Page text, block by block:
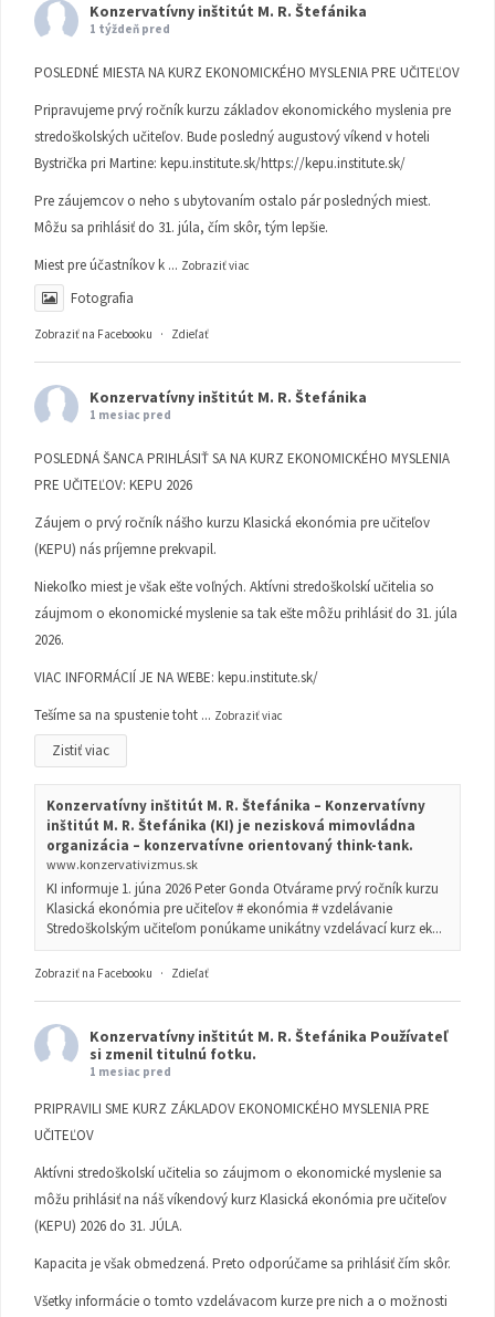
Konzervatívny inštitút M. R. Štefánika
1 týždeň pred
POSLEDNÉ MIESTA NA KURZ EKONOMICKÉHO MYSLENIA PRE UČITEĽOV
Pripravujeme prvý ročník kurzu základov ekonomického myslenia pre
stredoškolských učiteľov. Bude posledný augustový víkend v hoteli
Bystrička pri Martine: kepu.institute.sk/https://kepu.institute.sk/
Pre záujemcov o neho s ubytovaním ostalo pár posledných miest.
Môžu sa prihlásiť do 31. júla, čím skôr, tým lepšie.
Miest pre účastníkov k ... Zobraziť viac
Fotografia
Zobraziť na Facebooku · Zdieľať
Konzervatívny inštitút M. R. Štefánika
1 mesiac pred
POSLEDNÁ ŠANCA PRIHLÁSIŤ SA NA KURZ EKONOMICKÉHO MYSLENIA
PRE UČITEĽOV: KEPU 2026
Záujem o prvý ročník nášho kurzu Klasická ekonómia pre učiteľov
(KEPU) nás príjemne prekvapil.
Niekoľko miest je však ešte voľných. Aktívni stredoškolskí učitelia so
záujmom o ekonomické myslenie sa tak ešte môžu prihlásiť do 31. júla
2026.
VIAC INFORMÁCIÍ JE NA WEBE: kepu.institute.sk/
Tešíme sa na spustenie toht ... Zobraziť viac
Zistiť viac
Konzervatívny inštitút M. R. Štefánika – Konzervatívny
inštitút M. R. Štefánika (KI) je nezisková mimovládna
organizácia – konzervatívne orientovaný think-tank.
www.konzervativizmus.sk
KI informuje 1. júna 2026 Peter Gonda Otvárame prvý ročník kurzu
Klasická ekonómia pre učiteľov # ekonómia # vzdelávanie
Stredoškolským učiteľom ponúkame unikátny vzdelávací kurz ek...
Zobraziť na Facebooku · Zdieľať
Konzervatívny inštitút M. R. Štefánika Používateľ
si zmenil titulnú fotku.
1 mesiac pred
PRIPRAVILI SME KURZ ZÁKLADOV EKONOMICKÉHO MYSLENIA PRE
UČITEĽOV
Aktívni stredoškolskí učitelia so záujmom o ekonomické myslenie sa
môžu prihlásiť na náš víkendový kurz Klasická ekonómia pre učiteľov
(KEPU) 2026 do 31. JÚLA.
Kapacita je však obmedzená. Preto odporúčame sa prihlásiť čím skôr.
Všetky informácie o tomto vzdelávacom kurze pre nich a o možnosti